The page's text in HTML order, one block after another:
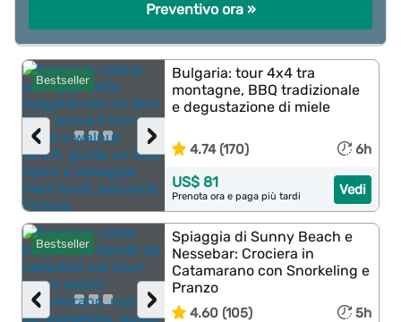
Preventivo ora »
Bestseller
›
‹
Bulgaria: tour 4x4 tra
montagne, BBQ tradizionale
e degustazione di miele
4.74 (170) 6h
Vedi
US$ 81
Prenota ora e paga più tardi
Bestseller
›
‹
Spiaggia di Sunny Beach e
Nessebar: Crociera in
Catamarano con Snorkeling e
Pranzo
4.60 (105) 5h